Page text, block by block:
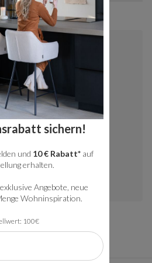
innerhalb von 48
Fragen.sichern!
und 10 € Rabatt* auf
erhalten.
Angebote, neue
Wohninspiration.
100€